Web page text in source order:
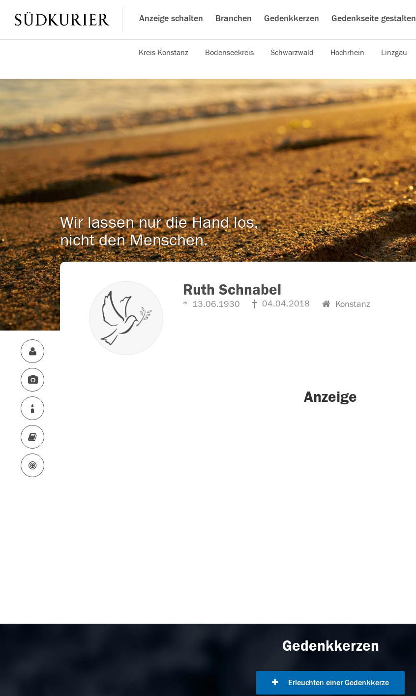
Anzeige schalten Branchen Gedenkkerzen Gedenkseite gestalten
Kreis Konstanz Bodenseekreis Schwarzwald Hochrhein Linzgau
Wir lassen nur die Hand los,
nicht den Menschen.
Ruth Schnabel
13.06.1930 04.04.2018 Konstanz
Anzeige
Gedenkkerzen
Erleuchten einer Gedenkkerze